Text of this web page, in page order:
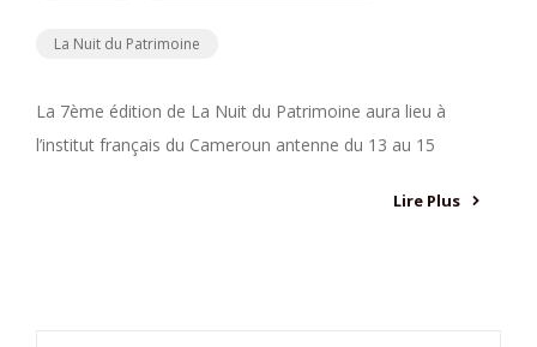
La Nuit du Patrimoine
La 7ème édition de La Nuit du Patrimoine aura lieu à
l’institut français du Cameroun antenne du 13 au 15
Lire Plus